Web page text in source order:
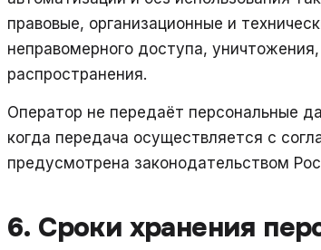
правовые, организационные и
неправомерного доступа,
распространения.
Оператор не передаёт персональные
когда передача осуществляется с
предусмотрена законодательством
6. Сроки хранения